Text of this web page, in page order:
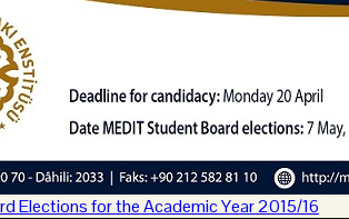
Elections for the Academic Year 2015/16